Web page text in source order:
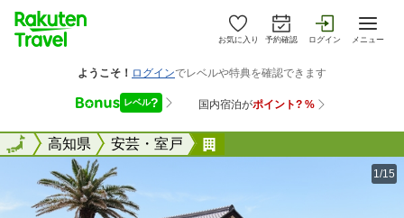
お気に入り 予約確認 ログイン メニュー
全国高知県 安芸・室戸
全国
1/15